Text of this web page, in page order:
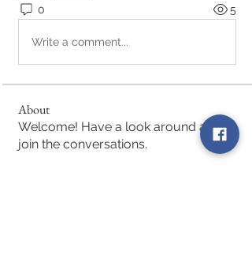
0 5
Write a comment...
About
Welcome! Have a look around and
join the conversations.